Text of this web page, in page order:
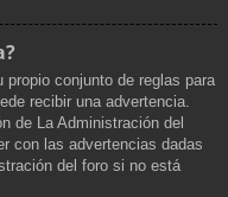
propio conjunto de reglas para
recibir una advertencia.
de La Administración del
con las advertencias dadas
del foro si no está